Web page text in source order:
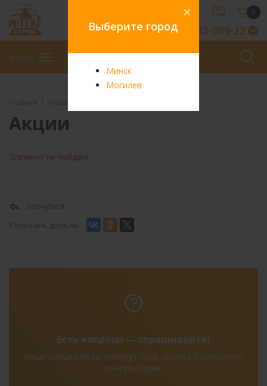
Выберите город
Минск
Могилев
8-029-33-999-22
0
Меню
Акции
Элемент не найден!
Есть вопросы — спрашивайте!
Наши специалисты помогут Вам, окажут бесплатную
консультацию